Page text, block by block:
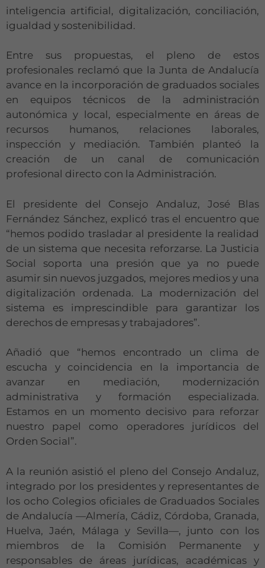
inteligencia artificial, digitalización, conciliación,
igualdad y sostenibilidad.
Entre sus propuestas, el pleno de estos
profesionales reclamó que la Junta de Andalucía
avance en la incorporación de graduados sociales
en equipos técnicos de la administración
autonómica y local, especialmente en áreas de
recursos humanos, relaciones laborales,
inspección y mediación. También planteó la
creación de un canal de comunicación
profesional directo con la Administración.
El presidente del Consejo Andaluz, José Blas
Fernández Sánchez, explicó tras el encuentro que
“hemos podido trasladar al presidente la realidad
de un sistema que necesita reforzarse. La Justicia
Social soporta una presión que ya no puede
asumir sin nuevos juzgados, mejores medios y una
digitalización ordenada. La modernización del
sistema es imprescindible para garantizar los
derechos de empresas y trabajadores”.
Añadió que “hemos encontrado un clima de
escucha y coincidencia en la importancia de
avanzar en mediación, modernización
administrativa y formación especializada.
Estamos en un momento decisivo para reforzar
nuestro papel como operadores jurídicos del
Orden Social”.
A la reunión asistió el pleno del Consejo Andaluz,
integrado por los presidentes y representantes de
los ocho Colegios oficiales de Graduados Sociales
de Andalucía —Almería, Cádiz, Córdoba, Granada,
Huelva, Jaén, Málaga y Sevilla—, junto con los
miembros de la Comisión Permanente y
responsables de áreas jurídicas, académicas y